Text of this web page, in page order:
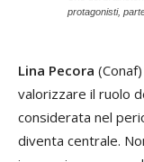
protagonisti,
Lina Pecora
valorizzare il ruolo
considerata nel
diventa centrale.